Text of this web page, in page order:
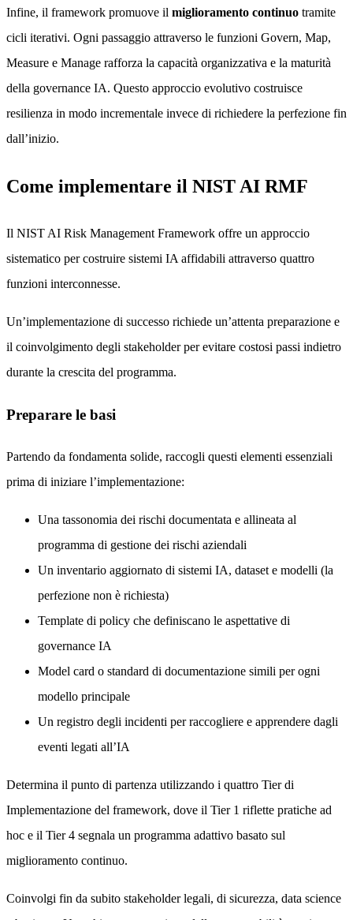
Infine, il framework promuove il miglioramento continuo tramite
cicli iterativi. Ogni passaggio attraverso le funzioni Govern, Map,
Measure e Manage rafforza la capacità organizzativa e la maturità
della governance IA. Questo approccio evolutivo costruisce
resilienza in modo incrementale invece di richiedere la perfezione fin
dall’inizio.
Come implementare il NIST AI RMF
Il NIST AI Risk Management Framework offre un approccio
sistematico per costruire sistemi IA affidabili attraverso quattro
funzioni interconnesse.
Un’implementazione di successo richiede un’attenta preparazione e
il coinvolgimento degli stakeholder per evitare costosi passi indietro
durante la crescita del programma.
Preparare le basi
Partendo da fondamenta solide, raccogli questi elementi essenziali
prima di iniziare l’implementazione:
Una tassonomia dei rischi documentata e allineata al
programma di gestione dei rischi aziendali
Un inventario aggiornato di sistemi IA, dataset e modelli (la
perfezione non è richiesta)
Template di policy che definiscano le aspettative di
governance IA
Model card o standard di documentazione simili per ogni
modello principale
Un registro degli incidenti per raccogliere e apprendere dagli
eventi legati all’IA
Determina il punto di partenza utilizzando i quattro Tier di
Implementazione del framework, dove il Tier 1 riflette pratiche ad
hoc e il Tier 4 segnala un programma adattivo basato sul
miglioramento continuo.
Coinvolgi fin da subito stakeholder legali, di sicurezza, data science